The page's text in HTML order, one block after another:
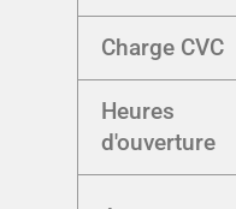
Charge CVC
Heures
d'ouverture